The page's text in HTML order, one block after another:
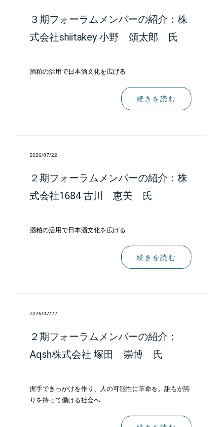
３期フォーラムメンバーの紹介：株
式会社shiitakey 小野 頌太郎 氏
酒粕の活用で日本酒文化を広げる
続きを読む
2026/07/22
２期フォーラムメンバーの紹介：株
式会社1684 古川 恵美 氏
酒粕の活用で日本酒文化を広げる
続きを読む
2026/07/22
２期フォーラムメンバーの紹介：
Aqsh株式会社 塚田 崇博 氏
握手できっかけを作り、人の可能性に革命を。誰もが誇
りを持って働ける社会へ